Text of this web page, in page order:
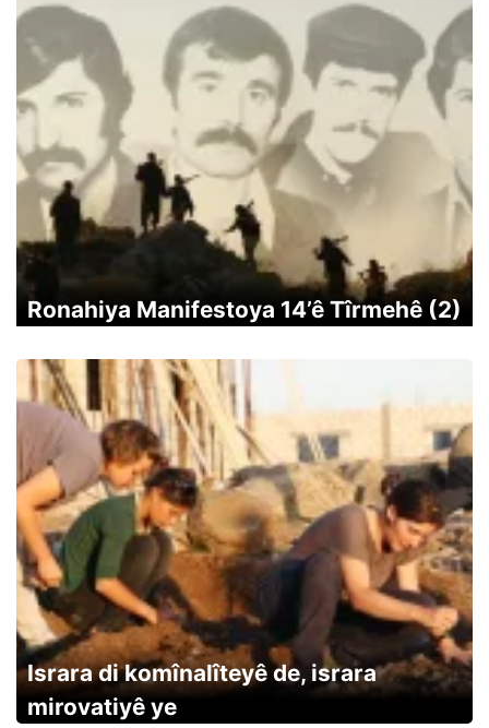
Ronahiya Manifestoya 14’ê Tîrmehê (2)
Israra di komînalîteyê de, israra
mirovatiyê ye